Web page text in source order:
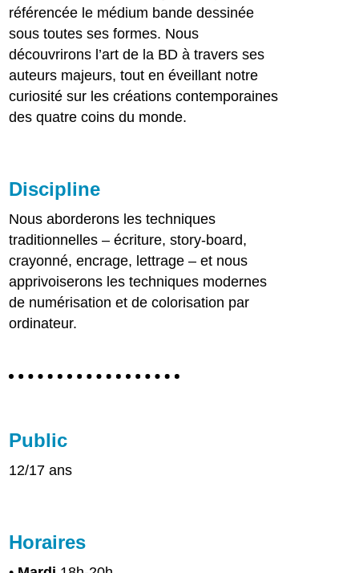
référencée le médium bande dessinée
sous toutes ses formes. Nous
découvrirons l’art de la BD à travers ses
auteurs majeurs, tout en éveillant notre
curiosité sur les créations contemporaines
des quatre coins du monde.
Discipline
Nous aborderons les techniques
traditionnelles – écriture, story-board,
crayonné, encrage, lettrage – et nous
apprivoiserons les techniques modernes
de numérisation et de colorisation par
ordinateur.
Public
12/17 ans
Horaires